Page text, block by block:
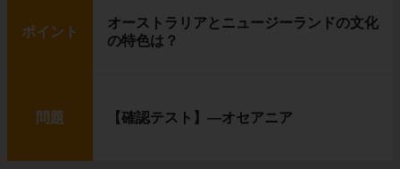
ポイント
オーストラリアとニュージーランドの文化
の特色は？
問題 【確認テスト】―オセアニア